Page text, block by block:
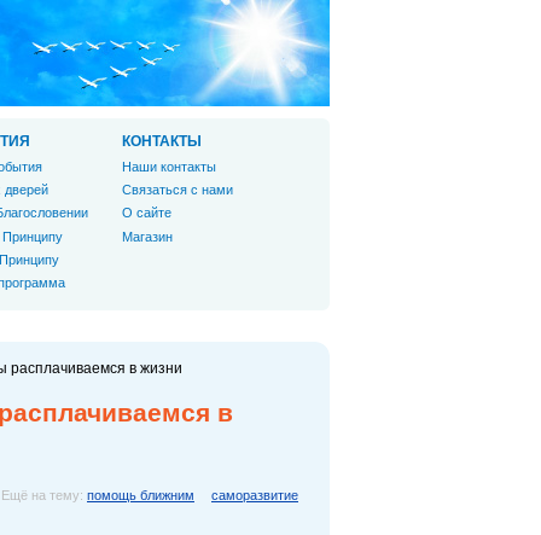
расплачиваемся в жизни
в
Ещё на тему: помощь ближним саморазвитие
дверей
КОНТАКТЫ
Наши контакты
Связаться с нами
О сайте
Магазин